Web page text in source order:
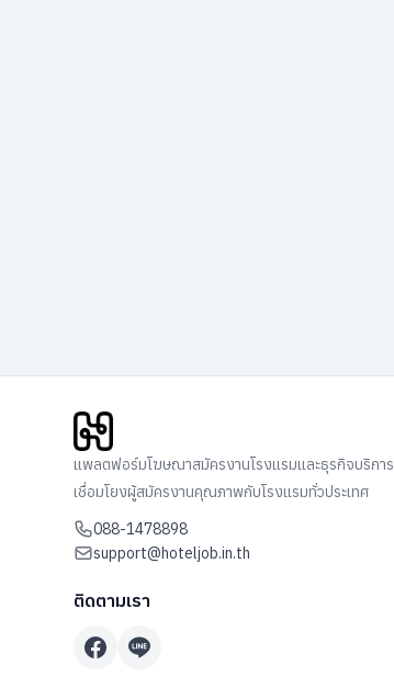
แพลตฟอร์มโฆษณาสมัครงานโรงแรมและธุรกิจบริการ
เชื่อมโยงผู้สมัครงานคุณภาพกับโรงแรมทั่วประเทศ
088-1478898
support@hoteljob.in.th
ติดตามเรา